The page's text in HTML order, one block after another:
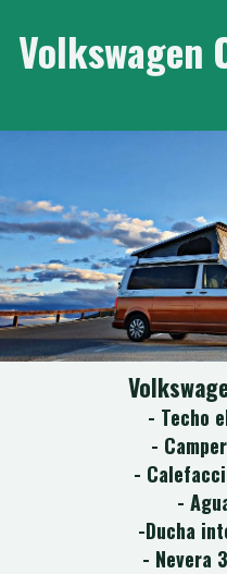
Volkswagen
- Techo
-
-
-
-Ducha
- Nevera